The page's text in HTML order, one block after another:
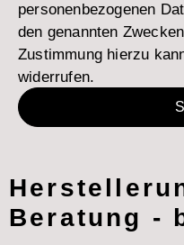
personenbezogenen
den genannten
Zustimmung hierzu
widerrufen.
Beratung -